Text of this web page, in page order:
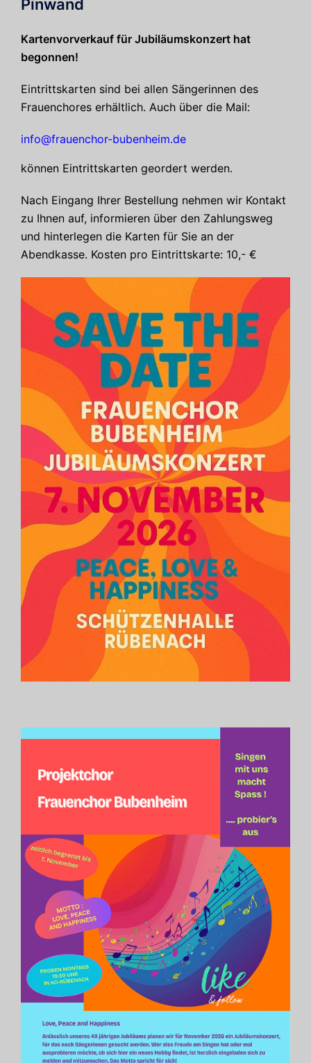
Pinwand
Kartenvorverkauf für Jubiläumskonzert hat
begonnen!
Eintrittskarten sind bei allen Sängerinnen des
Frauenchores erhältlich. Auch über die Mail:
info@frauenchor-bubenheim.de
können Eintrittskarten geordert werden.
Nach Eingang Ihrer Bestellung nehmen wir Kontakt
zu Ihnen auf, informieren über den Zahlungsweg
und hinterlegen die Karten für Sie an der
Abendkasse. Kosten pro Eintrittskarte: 10,- €